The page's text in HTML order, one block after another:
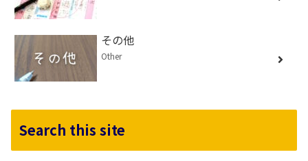
その他
Other
Search this site